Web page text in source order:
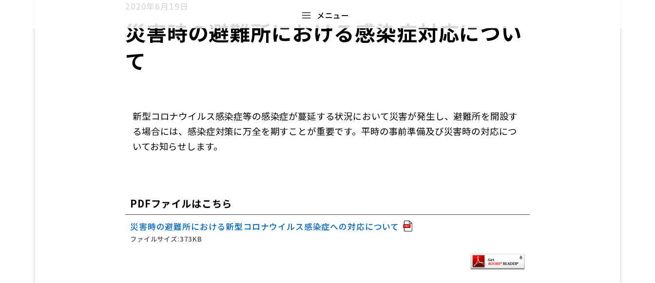
メニュー
2020年6月19日
災害時の避難所における感染症対応につい
て
新型コロナウイルス感染症等の感染症が蔓延する状況において災害が発生し、避難所を開設す
る場合には、感染症対策に万全を期すことが重要です。平時の事前準備及び災害時の対応につ
いてお知らせします。
PDFファイルはこちら
災害時の避難所における新型コロナウイルス感染症への対応について
ファイルサイズ:373KB